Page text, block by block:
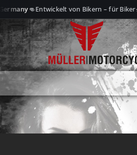
👊Entwickelt von Bikern – für Biker⭐